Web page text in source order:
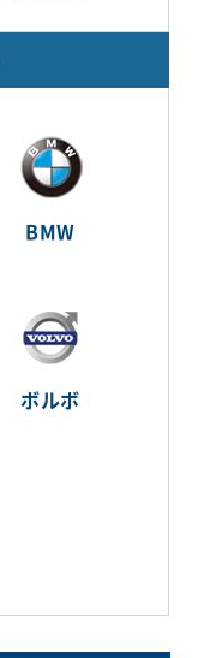
BMW
ボルボ